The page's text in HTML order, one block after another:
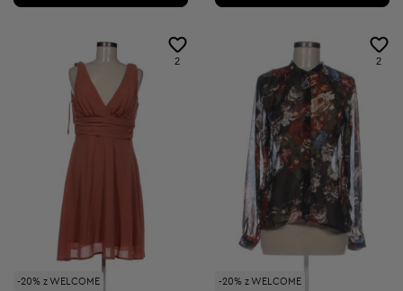
-20% z WELCOME
2
-20% z WELCOME
2